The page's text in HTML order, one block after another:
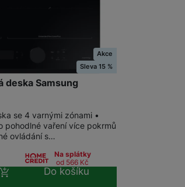
deska Samsung
Akce
Sleva 15 %
se 4 varnými zónami •
pohodlné vaření více pokrmů
ovládání s…
Na splátky
od 566 Kč
Do košíku